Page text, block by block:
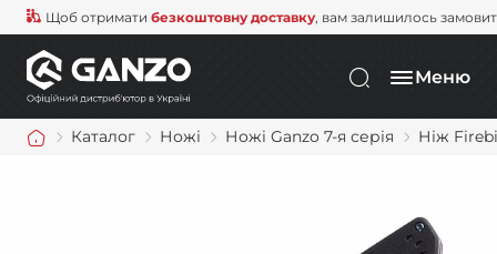
Щоб отримати безкоштовну доставку, вам залишилось
Меню
Каталог Ножі Ножі Ganzo 7-я серія Ніж